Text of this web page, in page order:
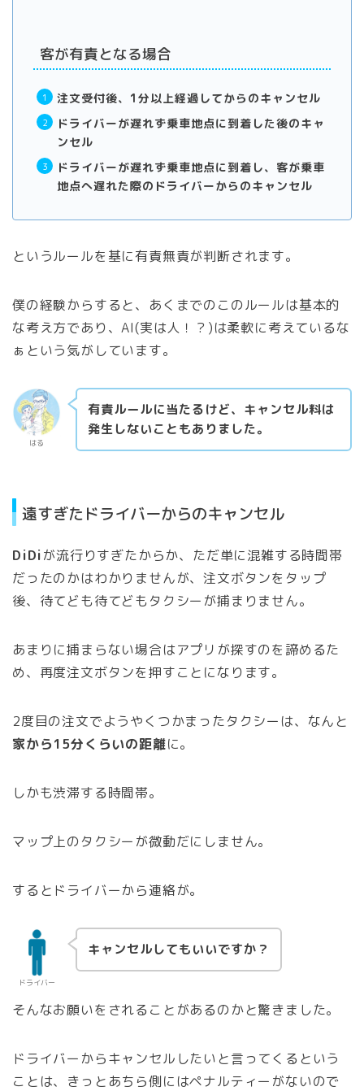
客が有責となる場合
注文受付後、1分以上経過してからのキャンセル
ドライバーが遅れず乗車地点に到着した後のキャ
ンセル
ドライバーが遅れず乗車地点に到着し、客が乗車
地点へ遅れた際のドライバーからのキャンセル
というルールを基に有責無責が判断されます。
僕の経験からすると、あくまでのこのルールは基本的
な考え方であり、AI(実は人！？)は柔軟に考えているな
ぁという気がしています。
はる
有責ルールに当たるけど、キャンセル料は
発生しないこともありました。
遠すぎたドライバーからのキャンセル
DiDiが流行りすぎたからか、ただ単に混雑する時間帯
だったのかはわかりませんが、注文ボタンをタップ
後、待てども待てどもタクシーが捕まりません。
あまりに捕まらない場合はアプリが探すのを諦めるた
め、再度注文ボタンを押すことになります。
2度目の注文でようやくつかまったタクシーは、なんと
家から15分くらいの距離に。
しかも渋滞する時間帯。
マップ上のタクシーが微動だにしません。
するとドライバーから連絡が。
ドライバー
キャンセルしてもいいですか？
そんなお願いをされることがあるのかと驚きました。
ドライバーからキャンセルしたいと言ってくるという
ことは、きっとあちら側にはペナルティーがないので